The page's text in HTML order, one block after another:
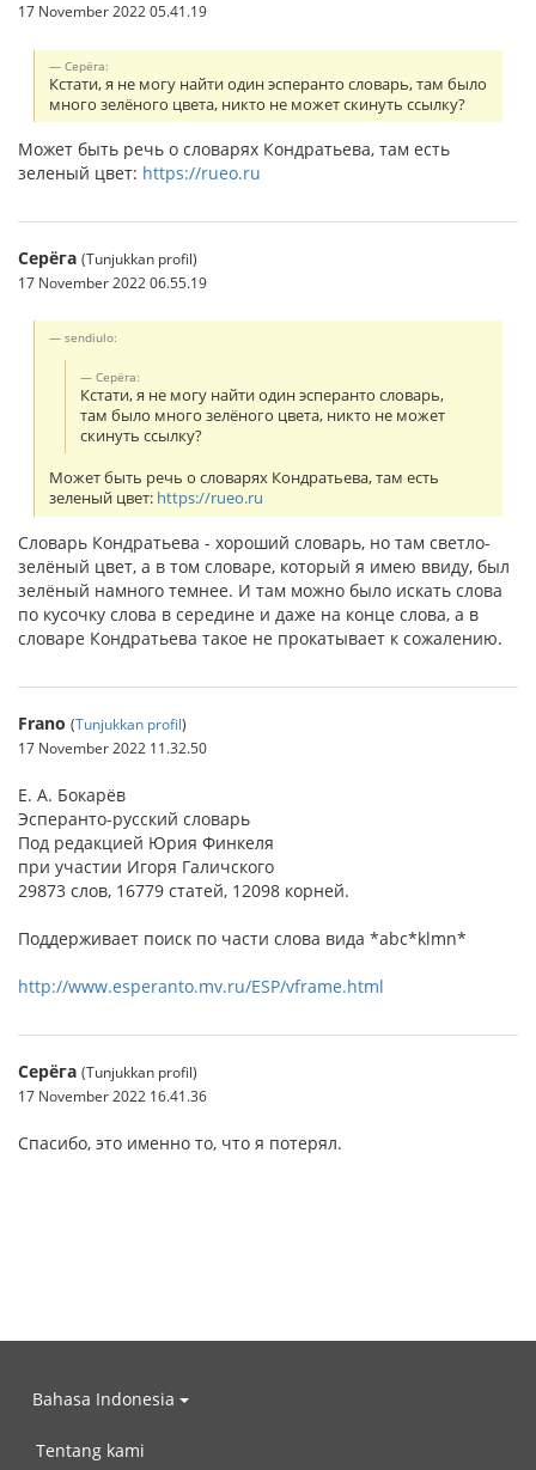
17 November 2022 05.41.19
Серёга:
Кстати, я не могу найти один эсперанто словарь, там было
много зелёного цвета, никто не может скинуть ссылку?
Может быть речь о словарях Кондратьева, там есть
зеленый цвет: https://rueo.ru
Серёга (Tunjukkan profil)
17 November 2022 06.55.19
sendiulo:
Серёга:
Кстати, я не могу найти один эсперанто словарь,
там было много зелёного цвета, никто не может
скинуть ссылку?
Может быть речь о словарях Кондратьева, там есть
зеленый цвет: https://rueo.ru
Словарь Кондратьева - хороший словарь, но там светло-
зелёный цвет, а в том словаре, который я имею ввиду, был
зелёный намного темнее. И там можно было искать слова
по кусочку слова в середине и даже на конце слова, а в
словаре Кондратьева такое не прокатывает к сожалению.
Frano (Tunjukkan profil)
17 November 2022 11.32.50
Е. А. Бокарёв
Эсперанто-русский словарь
Под редакцией Юрия Финкеля
при участии Игоря Галичского
29873 слов, 16779 статей, 12098 корней.
Поддерживает поиск по части слова вида *abc*klmn*
http://www.esperanto.mv.ru/ESP/vframe.html
Серёга (Tunjukkan profil)
17 November 2022 16.41.36
Спасибо, это именно то, что я потерял.
Bahasa Indonesia
Tentang kami